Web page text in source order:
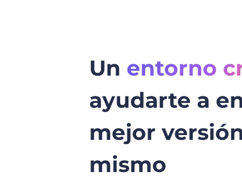
Un entorno
ayudarte a
mejor
mismo